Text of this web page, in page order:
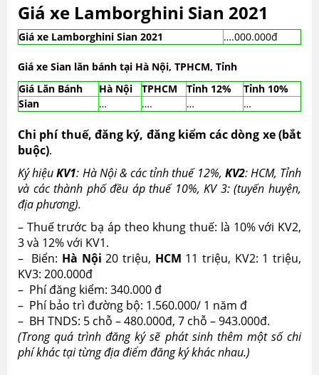
Giá xe Lamborghini Sian 2021
Giá xe Lamborghini Sian 2021 ….000.000đ
Giá xe Sian lăn bánh tại Hà Nội, TPHCM, Tỉnh
Giá Lăn Bánh
Hà Nội TPHCM Tỉnh 12%
Tỉnh 10%
Sian
… …. … …
Chi phí thuế, đăng ký, đăng kiểm các dòng xe (bắt
buộc).
Ký hiệuKV1: Hà Nội & các tỉnh thuế 12%, KV2: HCM, Tỉnh
và các thành phố đều áp thuế 10%, KV 3: (tuyến huyện,
địa phương).
– Thuế trước bạ áp theo khung thuế: là 10% với KV2,
3 và 12% với KV1.
– Biển: Hà Nội 20 triệu, HCM 11 triệu, KV2: 1 triệu,
KV3: 200.000đ
– Phí đăng kiểm: 340.000 đ
– Phí bảo trì đường bộ: 1.560.000/ 1 năm đ
– BH TNDS: 5 chỗ – 480.000đ, 7 chỗ – 943.000đ.
(Trong quá trình đăng ký sẽ phát sinh thêm một số chi
phí khác tại từng địa điểm đăng ký khác nhau.)